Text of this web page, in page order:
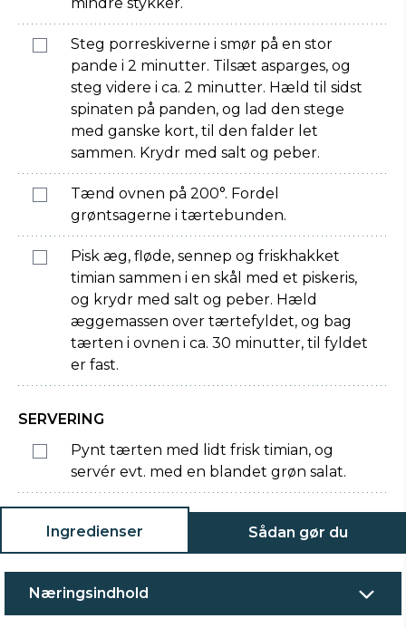
Steg porreskiverne i smør på en stor
pande i 2 minutter. Tilsæt asparges, og
steg videre i ca. 2 minutter. Hæld til sidst
spinaten på panden, og lad den stege
med ganske kort, til den falder let
sammen. Krydr med salt og peber.
Tænd ovnen på 200°. Fordel
grøntsagerne i tærtebunden.
Pisk æg, fløde, sennep og friskhakket
timian sammen i en skål med et piskeris,
og krydr med salt og peber. Hæld
æggemassen over tærtefyldet, og bag
tærten i ovnen i ca. 30 minutter, til fyldet
er fast.
SERVERING
Pynt tærten med lidt frisk timian, og
servér evt. med en blandet grøn salat.
Ingredienser Sådan gør du
Næringsindhold